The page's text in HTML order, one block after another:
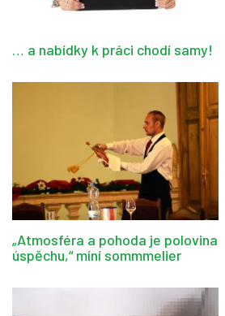
… a nabídky k práci chodí samy!
„Atmosféra a pohoda je polovina
úspěchu,“ míní sommmelier